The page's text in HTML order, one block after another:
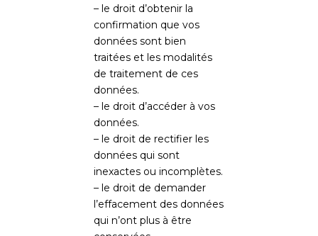
– le droit d’obtenir la
confirmation que vos
données sont bien
traitées et les modalités
de traitement de ces
données.
– le droit d’accéder à vos
données.
– le droit de rectifier les
données qui sont
inexactes ou incomplètes.
– le droit de demander
l’effacement des données
qui n’ont plus à être